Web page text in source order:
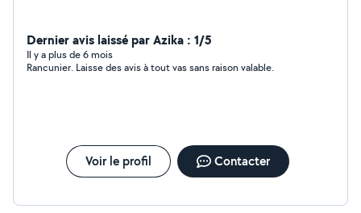
Dernier avis laissé par Azika : 1/5
Il y a plus de 6 mois
Rancunier. Laisse des avis à tout vas sans raison valable.
Voir le profil Contacter